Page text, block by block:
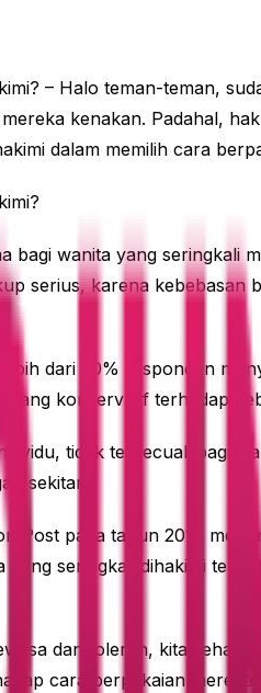
– Halo teman-teman,
kenakan. Padahal,
dalam memilih cara
bagi wanita yang
serius, karena
dari 50% responden
konservatif terhadap
tidak terkecuali bagi
sekitar.
Post pada tahun 2016
seringkali dihakimi
dan toleran, kita
cara berpakaian mereka.